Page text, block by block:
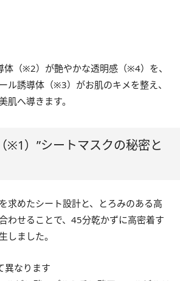
体（※2）が艶やかな透明感（※4）を、
ル誘導体（※3）がお肌のキメを整え、
肌へ導きます。
※1）”シートマスクの秘密と
求めたシート設計と、とろみのある高
わせることで、45分乾かずに高密着す
しました。
異なります